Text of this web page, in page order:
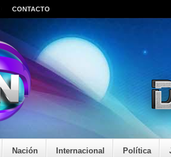
CONTACTO
Nación Internacional Política